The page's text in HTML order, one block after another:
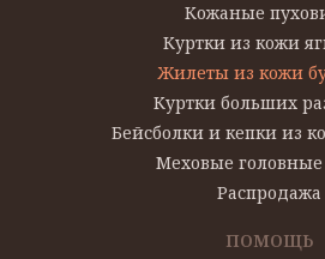
Кожаные
Куртки из кожи
Жилеты из кожи
Куртки больших
Бейсболки и кепки из
Меховые
Распродажа
ПОМОЩЬ